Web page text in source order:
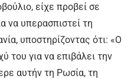
είχε προβεί σε
να υπερασπιστεί τη
υποστηρίζοντας ότι: «Ο
του για να επιβάλει την
αυτήν τη Ρωσία, τη